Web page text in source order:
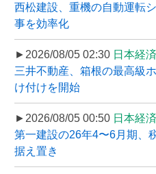
西松建設、重機の自動運転
事を効率化
►2026/08/05 02:30 日本経
三井不動産、箱根の最高級
け付けを開始
►2026/08/05 00:50 日本経
第一建設の26年4〜6月期、
据え置き